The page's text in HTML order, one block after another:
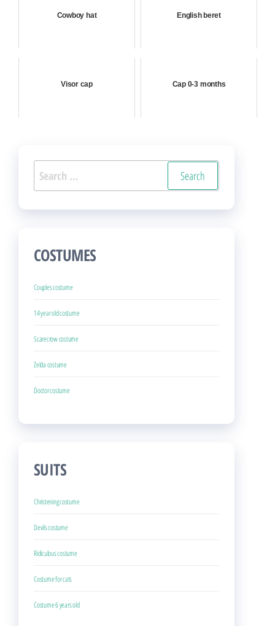
Cowboy hat English beret
Visor cap Cap 0-3 months
Search
for:
COSTUMES
Couples costume
14 year old costume
Scarecrow costume
Zelda costume
Doctor costume
SUITS
Christening costume
Devils costume
Ridiculous costume
Costume for cats
Costume 6 years old